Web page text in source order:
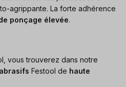
agrippante. La forte adhérence
ponçage élevée.
vous trouverez dans notre
abrasifs Festool de haute